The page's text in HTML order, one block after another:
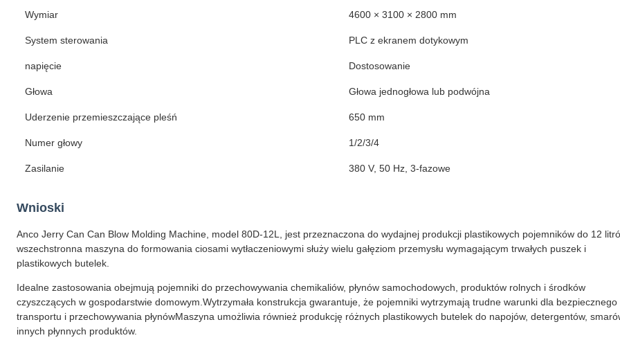
Wymiar 4600 × 3100 × 2800 mm
System sterowania PLC z ekranem dotykowym
napięcie Dostosowanie
Głowa Głowa jednogłowa lub podwójna
Uderzenie przemieszczające pleśń 650 mm
Numer głowy 1/2/3/4
Zasilanie 380 V, 50 Hz, 3-fazowe
Wnioski
Anco Jerry Can Can Blow Molding Machine, model 80D-12L, jest przeznaczona do wydajnej produkcji plastikowych pojemników do 12
wszechstronna maszyna do formowania ciosami wytłaczeniowymi służy wielu gałęziom przemysłu wymagającym trwałych puszek i
plastikowych butelek.
Idealne zastosowania obejmują pojemniki do przechowywania chemikaliów, płynów samochodowych, produktów rolnych i środków
czyszczących w gospodarstwie domowym.Wytrzymała konstrukcja gwarantuje, że pojemniki wytrzymają trudne warunki dla bezpiecznego
transportu i przechowywania płynówMaszyna umożliwia również produkcję różnych plastikowych butelek do napojów, detergentów,
innych płynnych produktów.